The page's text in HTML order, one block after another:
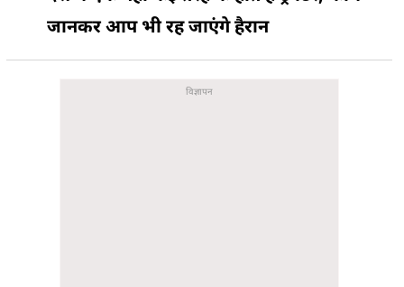
जानकर आप भी रह जाएंगे हैरान